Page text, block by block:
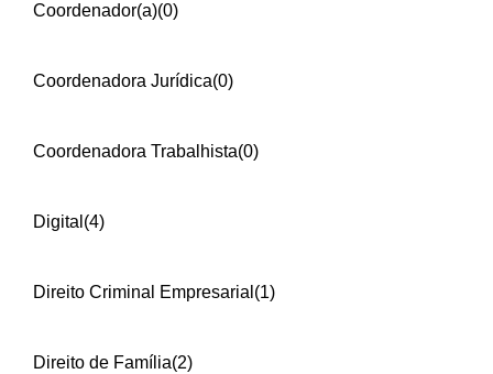
Coordenador(a)(0)
Coordenadora Jurídica(0)
Coordenadora Trabalhista(0)
Digital (4)
Direito Criminal Empresarial (1)
Direito de Família(2)